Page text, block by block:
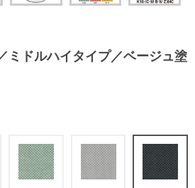
ミドルハイタイプ／ベージュ塗